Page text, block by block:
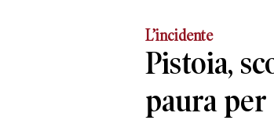
L’incidente
Pistoia,
paura